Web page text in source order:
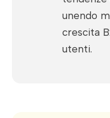
unendo
crescita
utenti.